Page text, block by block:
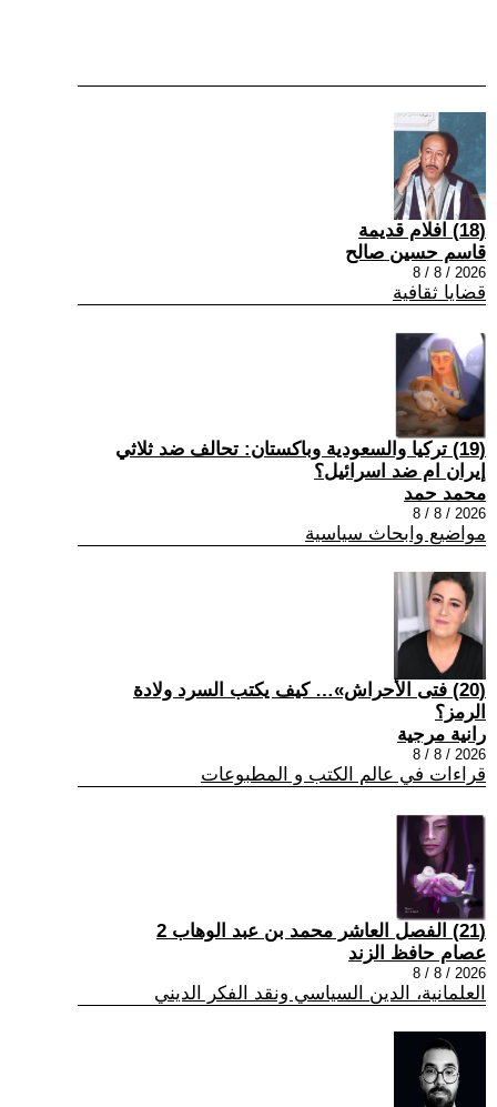
(18) افلام قديمة
قاسم حسين صالح
2026 / 8 / 8
قضايا ثقافية
(19) تركيا والسعودية وباكستان: تحالف ضد ثلاثي
إيران ام ضد اسرائيل؟
محمد حمد
2026 / 8 / 8
مواضيع وابحاث سياسية
(20) فتى الأحراش»… كيف يكتب السرد ولادة
الرمز؟
رانية مرجية
2026 / 8 / 8
قراءات في عالم الكتب و المطبوعات
(21) الفصل العاشر محمد بن عبد الوهاب 2
عصام حافظ الزند
2026 / 8 / 8
العلمانية، الدين السياسي ونقد الفكر الديني